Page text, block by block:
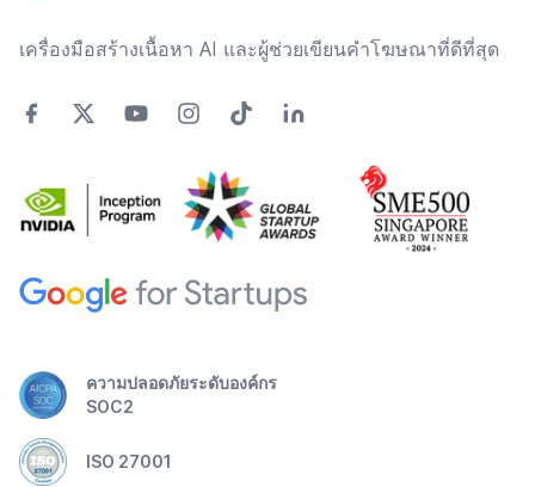
เครื่องมือสร้างเนื้อหา AI และผู้ช่วยเขียนคำโฆษณาที่ดีที่สุด
ความปลอดภัยระดับองค์กร
SOC2
ISO 27001